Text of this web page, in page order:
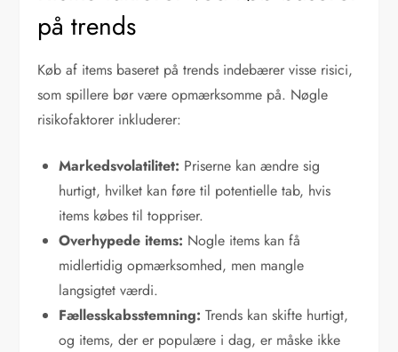
på trends
Køb af items baseret på trends indebærer visse risici,
som spillere bør være opmærksomme på. Nøgle
risikofaktorer inkluderer:
Markedsvolatilitet: Priserne kan ændre sig
hurtigt, hvilket kan føre til potentielle tab, hvis
items købes til toppriser.
Overhypede items: Nogle items kan få
midlertidig opmærksomhed, men mangle
langsigtet værdi.
Fællesskabsstemning: Trends kan skifte hurtigt,
og items, der er populære i dag, er måske ikke